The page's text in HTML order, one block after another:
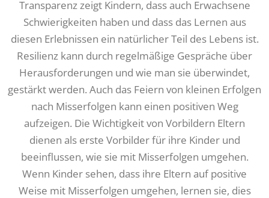
Transparenz zeigt Kindern, dass auch Erwachsene
Schwierigkeiten haben und dass das Lernen aus
diesen Erlebnissen ein natürlicher Teil des Lebens ist.
Resilienz kann durch regelmäßige Gespräche über
Herausforderungen und wie man sie überwindet,
gestärkt werden. Auch das Feiern von kleinen Erfolgen
nach Misserfolgen kann einen positiven Weg
aufzeigen. Die Wichtigkeit von Vorbildern Eltern
dienen als erste Vorbilder für ihre Kinder und
beeinflussen, wie sie mit Misserfolgen umgehen.
Wenn Kinder sehen, dass ihre Eltern auf positive
Weise mit Misserfolgen umgehen, lernen sie, dies